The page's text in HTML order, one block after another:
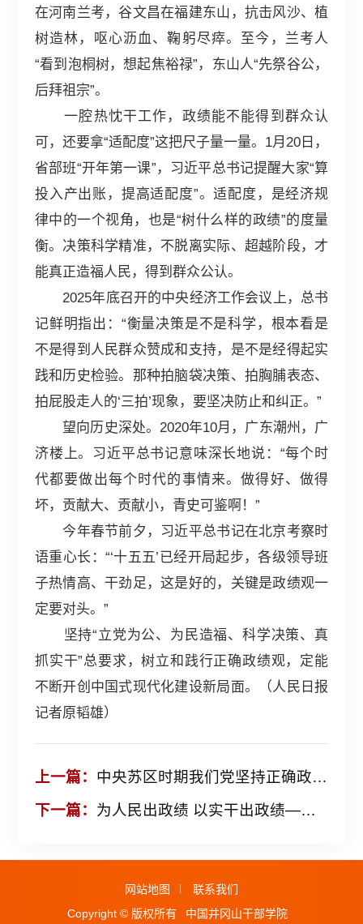
在河南兰考，谷文昌在福建东山，抗击风沙、植
树造林，呕心沥血、鞠躬尽瘁。至今，兰考人
“看到泡桐树，想起焦裕禄”，东山人“先祭谷公，
后拜祖宗”。
一腔热忱干工作，政绩能不能得到群众认
可，还要拿“适配度”这把尺子量一量。1月20日，
省部班“开年第一课”，习近平总书记提醒大家“算
投入产出账，提高适配度”。适配度，是经济规
律中的一个视角，也是“树什么样的政绩”的度量
衡。决策科学精准，不脱离实际、超越阶段，才
能真正造福人民，得到群众公认。
2025年底召开的中央经济工作会议上，总书
记鲜明指出：“衡量决策是不是科学，根本看是
不是得到人民群众赞成和支持，是不是经得起实
践和历史检验。那种拍脑袋决策、拍胸脯表态、
拍屁股走人的‘三拍’现象，要坚决防止和纠正。”
望向历史深处。2020年10月，广东潮州，广
济楼上。习近平总书记意味深长地说：“每个时
代都要做出每个时代的事情来。做得好、做得
坏，贡献大、贡献小，青史可鉴啊！”
今年春节前夕，习近平总书记在北京考察时
语重心长：“‘十五五’已经开局起步，各级领导班
子热情高、干劲足，这是好的，关键是政绩观一
定要对头。”
坚持“立党为公、为民造福、科学决策、真
抓实干”总要求，树立和践行正确政绩观，定能
不断开创中国式现代化建设新局面。（人民日报
记者原韬雄）
上一篇：
中央苏区时期我们党坚持正确政绩观的历史启示
下一篇：
为人民出政绩 以实干出政绩——习近平总书记引领全党以正确政绩观干事创业
网站地图
联系我们
Copyright © 版权所有
中国井冈山干部学院